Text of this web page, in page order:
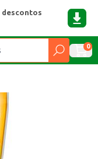
descontos
0